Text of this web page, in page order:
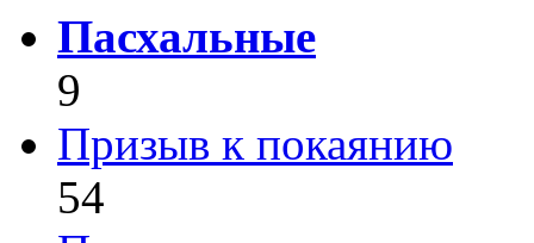
Пасхальные
9
Призыв к покаянию
54